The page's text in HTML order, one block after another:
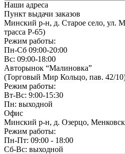
Наши адреса
Пункт выдачи заказов
Минский р-н, д. Старое село, ул.
трасса P-65)
Режим работы:
Пн-Сб 09:00-20:00
Вс: 09:00-18:00
Авторынок “Малиновка”
(Торговый Мир Кольцо, пав. 42/
Режим работы:
Вт-Вс: 9:00-15:30
Пн: выходной
Офис
Минский р-н, д. Озерцо,
Режим работы:
Пн-Пт: 09:00 - 18:00
Сб-Вс: выходной